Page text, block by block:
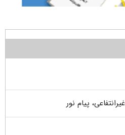
پیام نور